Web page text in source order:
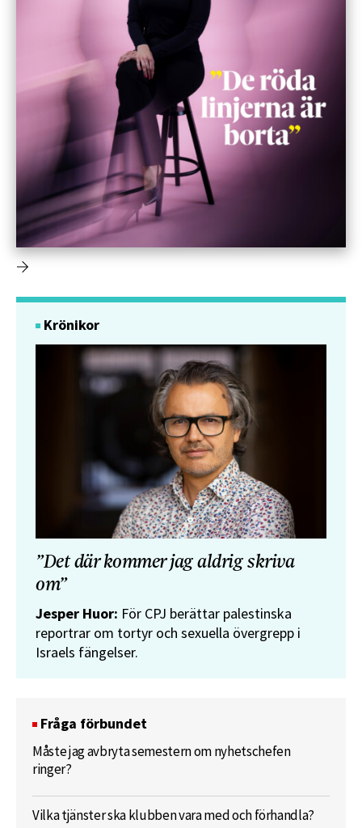
Krönikor
”Det där kommer jag aldrig skriva
om”
Jesper Huor: För CPJ berättar palestinska
reportrar om tortyr och sexuella övergrepp i
Israels fängelser.
Fråga förbundet
Måste jag avbryta semestern om nyhetschefen
ringer?
Vilka tjänster ska klubben vara med och förhandla?